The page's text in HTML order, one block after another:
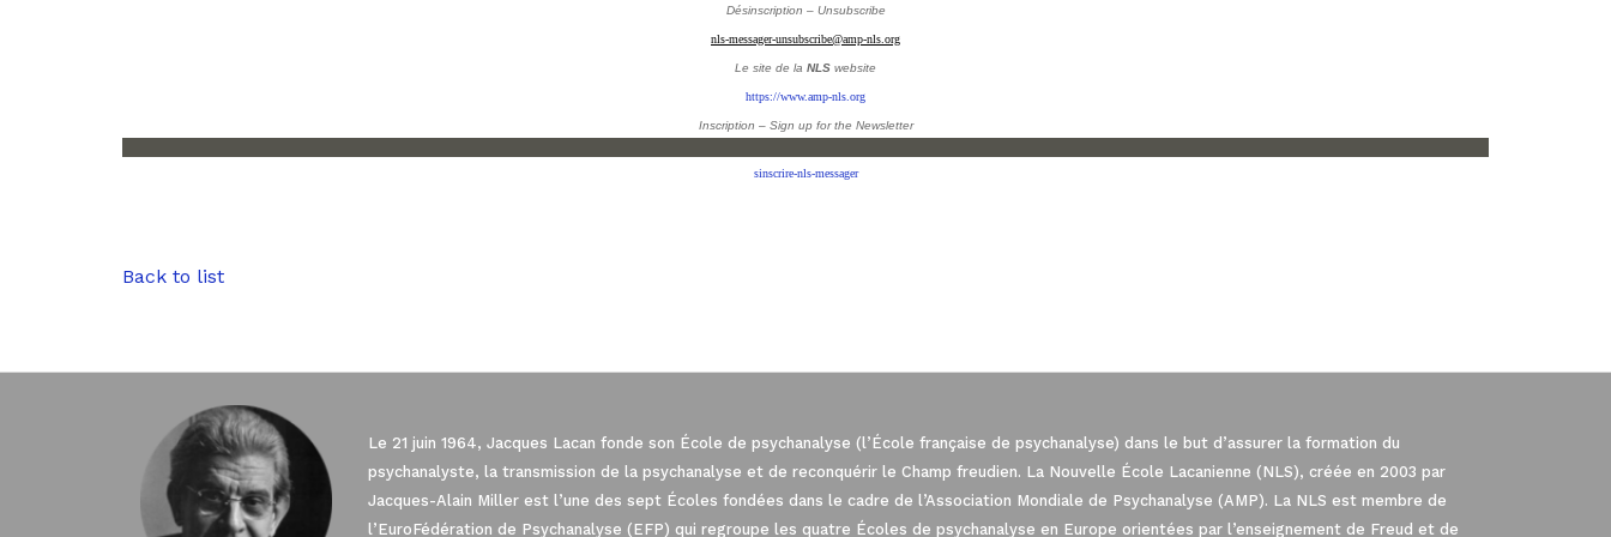
Désinscription – Unsubscribe
nls-messager-unsubscribe@amp-nls.org
Le site de la NLS website
https://www.amp-nls.org
Inscription – Sign up for the Newsletter
sinscrire-nls-messager
Back to list
Le 21 juin 1964, Jacques Lacan fonde son École de psychanalyse (l’École française de psychanalyse) dans le but d’assurer la formation du
psychanalyste, la transmission de la psychanalyse et de reconquérir le Champ freudien. La Nouvelle École Lacanienne (NLS), créée en 2003 par
Jacques-Alain Miller est l’une des sept Écoles fondées dans le cadre de l’Association Mondiale de Psychanalyse (AMP). La NLS est membre de
l’EuroFédération de Psychanalyse (EFP) qui regroupe les quatre Écoles de psychanalyse en Europe orientées par l’enseignement de Freud et de